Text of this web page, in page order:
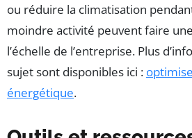
ou réduire la climatisation
moindre activité peuvent faire
l’échelle de l’entreprise. Plus
sujet sont disponibles ici :
énergétique.